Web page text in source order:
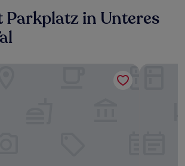
in Unteres